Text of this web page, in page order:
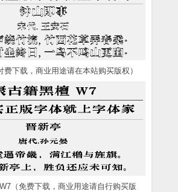
费下载，商业用途请在本站购买版权）
（免费下载，商业用途请自行购买版